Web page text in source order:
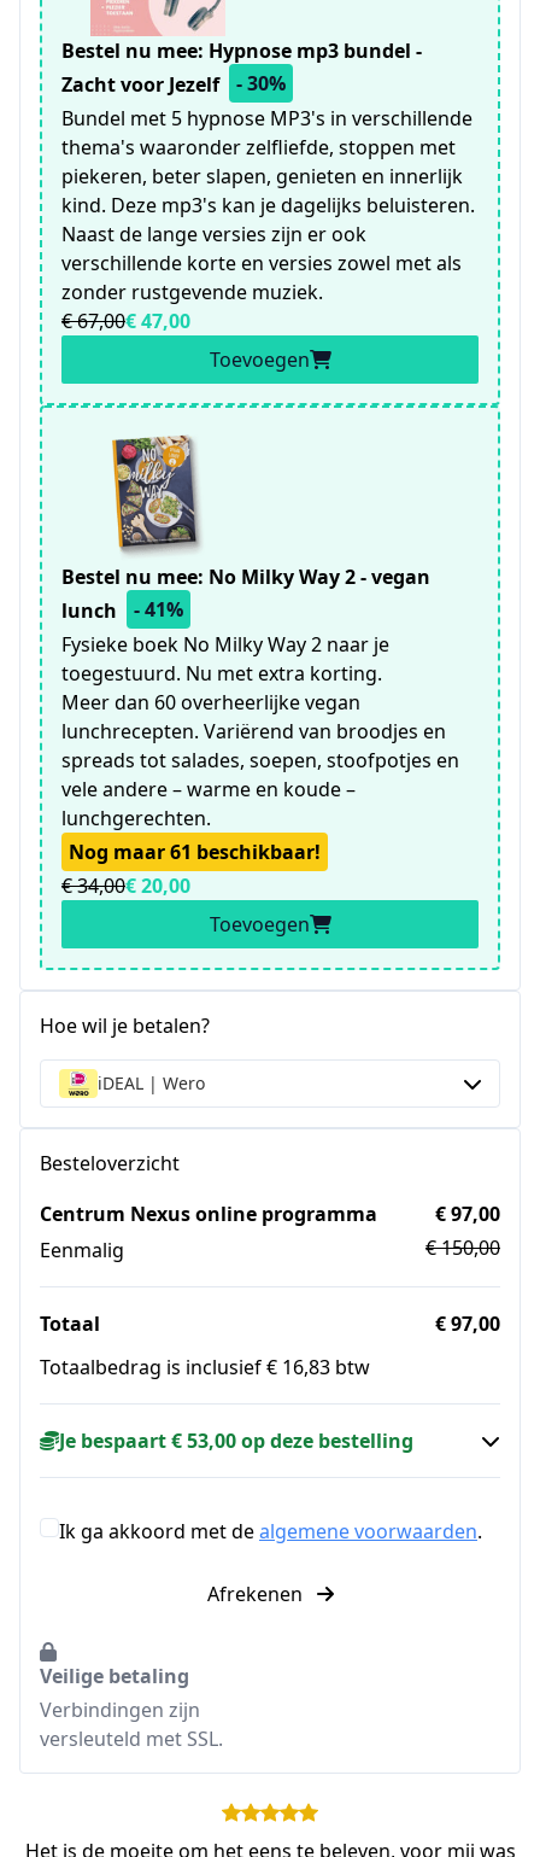
Bestel nu mee: Hypnose mp3 bundel -
Zacht voor Jezelf - 30%
Bundel met 5 hypnose MP3's in verschillende
thema's waaronder zelfliefde, stoppen met
piekeren, beter slapen, genieten en innerlijk
kind. Deze mp3's kan je dagelijks beluisteren.
Naast de lange versies zijn er ook
verschillende korte en versies zowel met als
zonder rustgevende muziek.
€ 67,00€ 47,00
Toevoegen
Bestel nu mee: No Milky Way 2 - vegan
lunch
- 41%
Fysieke boek No Milky Way 2 naar je
toegestuurd. Nu met extra korting.
Meer dan 60 overheerlijke vegan
lunchrecepten. Variërend van broodjes en
spreads tot salades, soepen, stoofpotjes en
vele andere – warme en koude –
lunchgerechten.
Nog maar 61 beschikbaar!
€ 34,00€ 20,00
Toevoegen
Hoe wil je betalen?
iDEAL | Wero
Besteloverzicht
Centrum Nexus online programma
Eenmalig
€ 97,00
€ 150,00
Totaal
€ 97,00
Totaalbedrag is inclusief € 16,83 btw
Je bespaart € 53,00 op deze bestelling
Ik ga akkoord met dealgemene voorwaarden.
Afrekenen
Veilige betaling
Verbindingen zijn
versleuteld met SSL.
Het is de moeite om het eens te beleven, voor mij was